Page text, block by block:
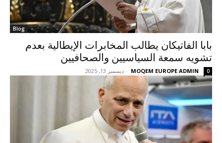
Blog
بابا الفاتيكان يطالب المخابرات الإيطالية بعدم
تشويه سمعة السياسيين والصحافيين
MOQEM EUROPE ADMIN
- ديسمبر 13, 2025 0